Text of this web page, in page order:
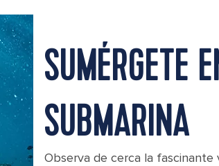
SUMÉRGETE
SUBMARINA
Observa de cerca la fascinante